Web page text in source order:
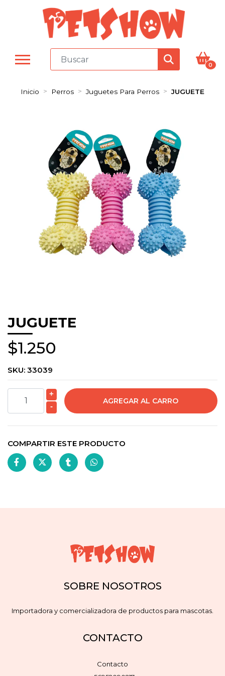
0
Inicio Perros Juguetes Para Perros JUGUETE
JUGUETE
$1.250
SKU: 33039
+
-
COMPARTIR ESTE PRODUCTO
SOBRE NOSOTROS
Importadora y comercializadora de productos para mascotas.
CONTACTO
Contacto